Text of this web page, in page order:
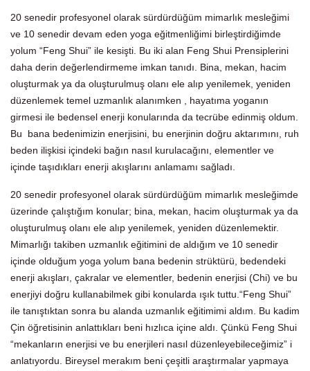
20 senedir profesyonel olarak sürdürdüğüm mimarlık mesleğimi
ve 10 senedir devam eden yoga eğitmenliğimi birleştirdiğimde
yolum “Feng Shui” ile kesişti. Bu iki alan Feng Shui Prensiplerini
daha derin değerlendirmeme imkan tanıdı. Bina, mekan, hacim
oluşturmak ya da oluşturulmuş olanı ele alıp yenilemek, yeniden
düzenlemek temel uzmanlık alanımken , hayatıma yoganın
girmesi ile bedensel enerji konularında da tecrübe edinmiş oldum.
Bu bana bedenimizin enerjisini, bu enerjinin doğru aktarımını, ruh
beden ilişkisi içindeki bağın nasıl kurulacağını, elementler ve
içinde taşıdıkları enerji akışlarını anlamamı sağladı.
20 senedir profesyonel olarak sürdürdüğüm mimarlık mesleğimde
üzerinde çalıştığım konular; bina, mekan, hacim oluşturmak ya da
oluşturulmuş olanı ele alıp yenilemek, yeniden düzenlemektir.
Mimarlığı takiben uzmanlık eğitimini de aldığım ve 10 senedir
içinde olduğum yoga yolum bana bedenin strüktürü, bedendeki
enerji akışları, çakralar ve elementler, bedenin enerjisi (Chi) ve bu
enerjiyi doğru kullanabilmek gibi konularda ışık tuttu.“Feng Shui”
ile tanıştıktan sonra bu alanda uzmanlık eğitimimi aldım. Bu kadim
Çin öğretisinin anlattıkları beni hızlıca içine aldı. Çünkü Feng Shui
“mekanların enerjisi ve bu enerjileri nasıl düzenleyebileceğimiz” i
anlatıyordu. Bireysel merakım beni çeşitli araştırmalar yapmaya